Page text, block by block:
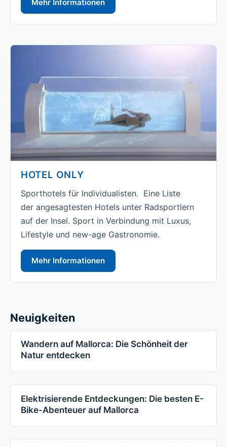
Mehr Informationen
HOTEL ONLY
Sporthotels für Individualisten. Eine Liste
der angesagtesten Hotels unter Radsportlern
auf der Insel. Sport in Verbindung mit Luxus,
Lifestyle und new-age Gastronomie.
Mehr Informationen
Neuigkeiten
Wandern auf Mallorca: Die Schönheit der
Natur entdecken
Elektrisierende Entdeckungen: Die besten E-
Bike-Abenteuer auf Mallorca